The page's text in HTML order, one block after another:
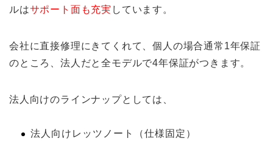
ルはサポート面も充実 しています。
会社に直接修理にきてくれて、個人の場合通常1年保証
のところ、法人だと全モデルで4年保証がつきます。
法人向けのラインナップとしては、
法人向けレッツノート（仕様固定）